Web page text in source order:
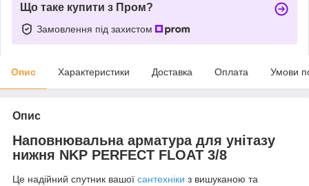
Що таке купити з Пром?
Замовлення під захистом
Опис Характеристики Доставка Оплата Умови
Опис
Наповнювальна арматура для унітазу
нижня NKP PERFECT FLOAT 3/8
Це надійний спутник вашої сантехніки з вишуканою та